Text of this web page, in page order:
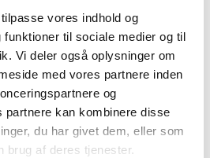
vores indhold og
til sociale medier og til
Vi deler også oplysninger om
med vores partnere inden
og
partnere kan kombinere disse
du har givet dem, eller som
brug af deres tjenester.